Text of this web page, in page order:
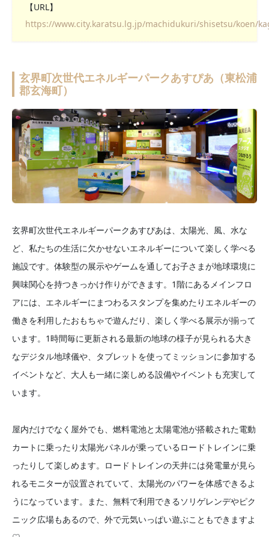
【URL】
https://www.city.karatsu.lg.jp/machidukuri/shisetsu/koen/
玄界町次世代エネルギーパークあすぴあ（東松浦
郡玄海町）
玄界町次世代エネルギーパークあすぴあは、太陽光、風、水な
ど、私たちの生活に欠かせないエネルギーについて楽しく学べる
施設です。体験型の展示やゲームを通してお子さまが地球環境に
興味関心を持つきっかけ作りができます。1階にあるメインフロ
アには、エネルギーにまつわるスタンプを集めたりエネルギーの
働きを利用したおもちゃで遊んだり、楽しく学べる展示が揃って
います。1時間毎に更新される最新の地球の様子が見られる大き
なデジタル地球儀や、タブレットを使ってミッションに参加する
イベントなど、大人も一緒に楽しめる設備やイベントも充実して
います。
屋内だけでなく屋外でも、燃料電池と太陽電池が搭載された電動
カートに乗ったり太陽光パネルが乗っているロードトレインに乗
ったりして楽しめます。ロードトレインの天井には発電量が見ら
れるモニターが設置されていて、太陽光のパワーを体感できるよ
うになっています。また、無料で利用できるソリゲレンデやピク
ニック広場もあるので、外で元気いっぱい遊ぶこともできますよ